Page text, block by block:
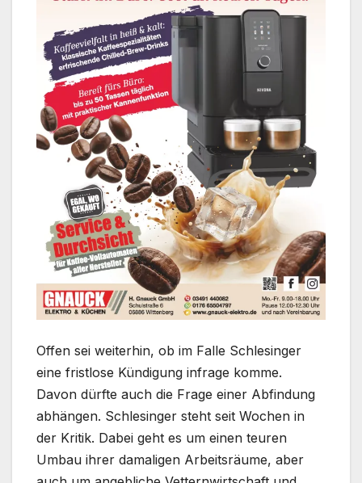
Offen sei weiterhin, ob im Falle Schlesinger
eine fristlose Kündigung infrage komme.
Davon dürfte auch die Frage einer Abfindung
abhängen. Schlesinger steht seit Wochen in
der Kritik. Dabei geht es um einen teuren
Umbau ihrer damaligen Arbeitsräume, aber